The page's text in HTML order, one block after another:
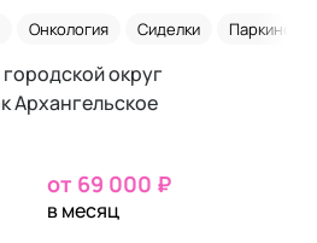
Онкология Сиделки Паркинсон
округ
Архангельское
от 69 000 ₽
в месяц